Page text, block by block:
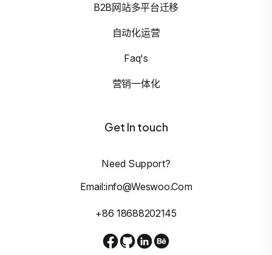
B2B网站多平台迁移
自动化运营
Faq's
营销一体化
Get In touch
Need Support?
Email:info@weswoo.com
+86 18688202145